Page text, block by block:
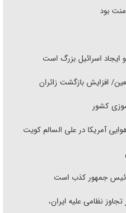
بود
ایجاد اسرائیل بزرگ است
کشور
آمریکا در علی السالم کویت
رئیس جمهور کذب است
نظامی علیه ایران،